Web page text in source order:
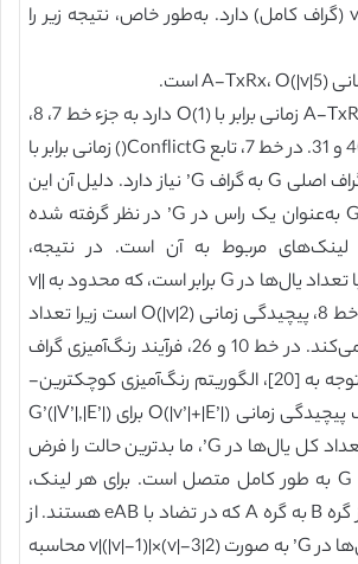
بالایی مانند |v|(|v|-1) (گراف کامل) دارد. به‌طور خاص، نتیجه زیر را
اثبات: تمام خطوط A-TxRx زمانی برابر با O(1) دارد به جزء خط 7، 8،
10، 13، 14، 24، 26، 40 و 31. در خط 7، تابع ConflictG() زمانی برابر با
O(|v|2) برای تبدیل گراف اصلی G به گراف G’ نیاز دارد. دلیل آن این
است که هر یال در G به‌عنوان یک راس در G’ در نظر گرفته شده
مربوط به آن است. در نتیجه،
تعدادراس‌ها در G’ با تعداد یال‌ها در G برابر است، که محدود به |v|
(|v|-1) است. مشابه خط 8، پیچیدگی زمانی O(|v|2) است زیرا تعداد
رئوس در G’ را بیان می‌کند. در خط 10 و 26، فرآیند رنگ‌آمیزی گراف
انجام شده است. با توجه به [20]، الگوریتم رنگ‌آمیزی کوچکترین-
آخرین گراف دارای یک پیچیدگی زمانی O(|v’|+|E’|) برای G’(|V’|,|E’|)
است. برای محاسبه تعداد کل یال‌ها در G’، ما بدترین حالت را فرض
می‌کنیم، به‌طوریکه G به طور کامل متصل است. برای هر لینک،
eAB، 2|v|-3 لینک از گره B به گره A که در تضاد با eAB هستند. از
این رو، تعدادی از یال‌ها در G’ به صورت (2|v|-3)×|v|(|v|-1) محاسبه